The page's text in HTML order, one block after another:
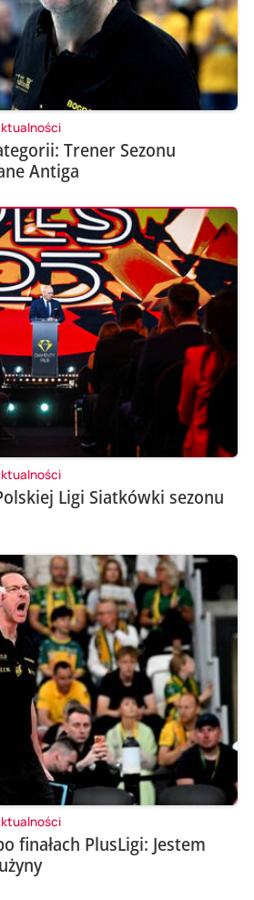
Trener Sezonu
Antiga
Ligi Siatkówki sezonu
finałach PlusLigi: Jestem